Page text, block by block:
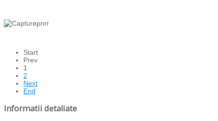
Start
Prev
1
2
Next
End
Informatii detaliate